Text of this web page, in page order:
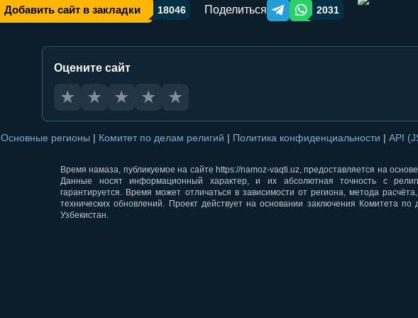
Добавить сайт в закладки 18046 Поделиться Telegram orqali ulashish
WhatsApp orqali ulashish
2031
Оцените сайт
★ ★ ★ ★ ★
Основные регионы | Комитет по делам религий | Политика конфиденциальности | API
Время намаза, публикуемое на сайте https://namoz-vaqti.uz, предоставляется на
Данные носят информационный характер, и их абсолютная точность с
гарантируется. Время может отличаться в зависимости от региона, метода
технических обновлений. Проект действует на основании заключения Комитета по
Узбекистан.